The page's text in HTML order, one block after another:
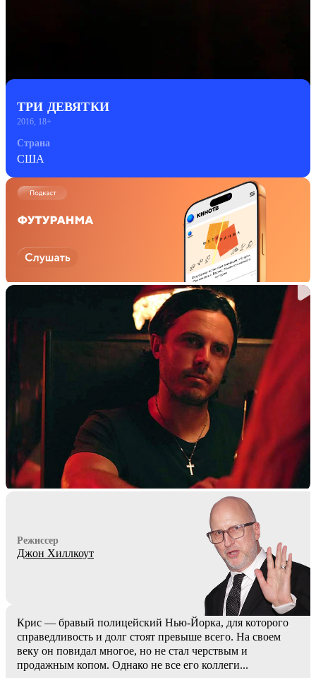
ТРИ ДЕВЯТКИ
2016, 18+
Страна
США
Режиссер
Джон Хиллкоут
Крис — бравый полицейский Нью-Йорка, для которого
справедливость и долг стоят превыше всего. На своем
веку он повидал многое, но не стал черствым и
продажным копом. Однако не все его коллеги...